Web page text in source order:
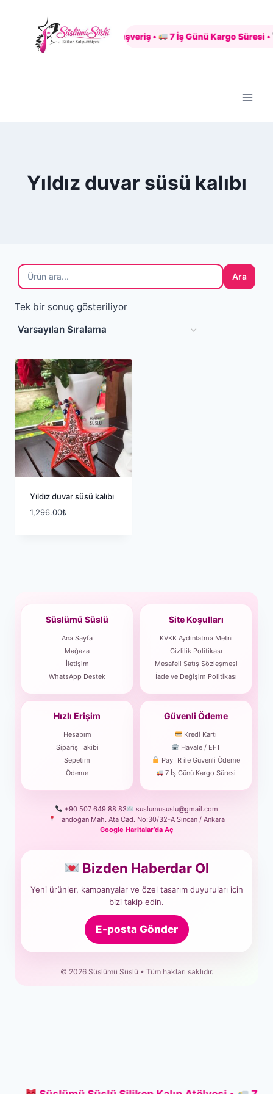
content
Güvenli Alışveriş • 7 İş Günü Kargo Süresi •
Yıldız duvar süsü kalıbı
Ara
Tek bir sonuç gösteriliyor
Yıldız duvar süsü kalıbı
1,296.00₺
Süslümü Süslü
Ana Sayfa
Mağaza
İletişim
WhatsApp Destek
Site Koşulları
KVKK Aydınlatma Metni
Gizlilik Politikası
Mesafeli Satış Sözleşmesi
İade ve Değişim Politikası
Hızlı Erişim
Hesabım
Sipariş Takibi
Sepetim
Ödeme
Güvenli Ödeme
Kredi Kartı
Havale / EFT
PayTR ile Güvenli Ödeme
7 İş Günü Kargo Süresi
+90 507 649 88 83
suslumususlu@gmail.com
Tandoğan Mah. Ata Cad. No:30/32-A Sincan / Ankara
Google Haritalar’da Aç
Bizden Haberdar Ol
Yeni ürünler, kampanyalar ve özel tasarım duyuruları için
bizi takip edin.
E-posta Gönder
© 2026 Süslümü Süslü • Tüm hakları saklıdır.